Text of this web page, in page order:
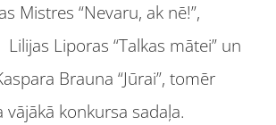
Mistres “Nevaru, ak nē!”,
Liporas “Talkas mātei” un
Brauna “Jūrai”, tomēr
konkursa sadaļa.